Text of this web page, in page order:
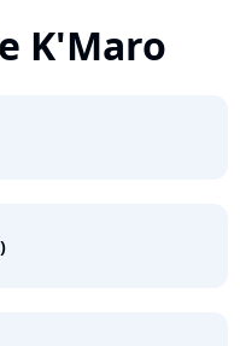
K'Maro